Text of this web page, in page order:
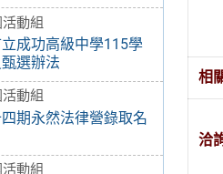
動組
立成功高級中學115學
選辦法
動組
四期永然法律營錄取名
動組
相
洽